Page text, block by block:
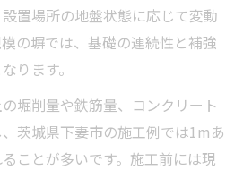
置場所の地盤状態に応じて変動
の塀では、基礎の連続性と補強
ります。
堀削量や鉄筋量、コンクリート
茨城県下妻市の施工例では1mあ
ことが多いです。施工前には現